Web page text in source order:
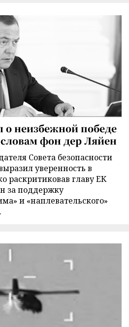
о неизбежной победе
фон дер Ляйен
Совета безопасности
уверенность в
раскритиковав главу ЕК
за поддержку
и «наплевательского»